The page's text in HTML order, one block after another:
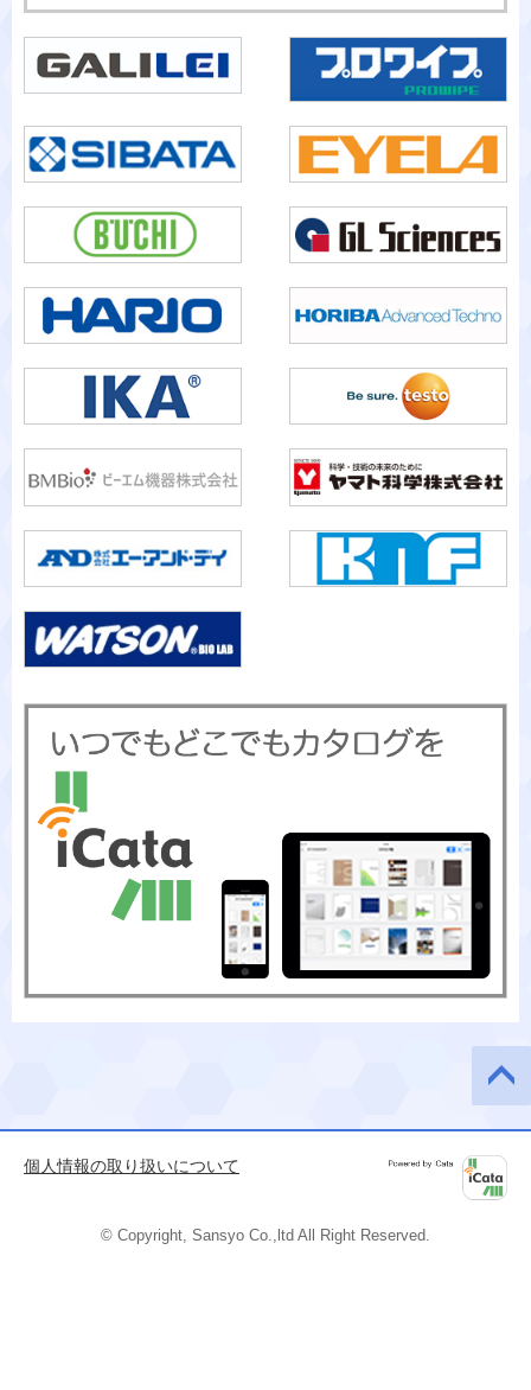
ージの
先頭へ
個人情報の取り扱いについて
© Copyright, Sansyo Co.,ltd All Right Reserved.
iCata